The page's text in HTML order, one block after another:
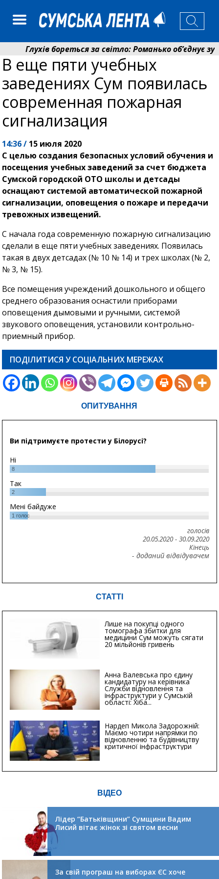
Глухів бореться за світло: Романько об’єднує
Пенсійний фонд Сумщини спрямував 0,2 млрд грн
В еще пяти учебных
заведениях Сум появилась
современная пожарная
сигнализация
14:36 / 15 июля 2020
С целью создания безопасных условий обучения и
посещения учебных заведений за счет бюджета
Сумской городской ОТО школы и детсады
оснащают системой автоматической пожарной
сигнализации, оповещения о пожаре и передачи
тревожных извещений.
С начала года современную пожарную сигнализацию
сделали в еще пяти учебных заведениях. Появилась
такая в двух детсадах (№ 10 № 14) и трех школах (№ 2,
№ 3, № 15).
Все помещения учреждений дошкольного и общего
среднего образования оснастили приборами
оповещения дымовыми и ручными, системой
звукового оповещения, установили контрольно-
приемный прибор.
ПОДІЛИТИСЯ У СОЦІАЛЬНИХ МЕРЕЖАХ
ОПИТУВАННЯ
Ви підтримуєте протести у Білорусі?
Ні
8
Так
2
Мені байдуже
1 голос
голосів
20.05.2020- 30.09.2020
Кінець
- доданий відвідувачем
СТАТТІ
Лише на покупці одного
томографа збитки для
медицини Сум можуть сягати
20 мільйонів гривень
Анна Валевська про єдину
кандидатуру на керівника
Служби відновлення та
інфраструктури у Сумській
області: Хіба...
Нардеп Микола Задорожній:
Маємо чотири напрямки по
відновленню та будівництву
критичної інфраструктури
ВІДЕО
Лідер “Батьківщини” Сумщини Вадим
Лисий вітає жінок зі святом весни
За свій програш на виборах ЄС хоче